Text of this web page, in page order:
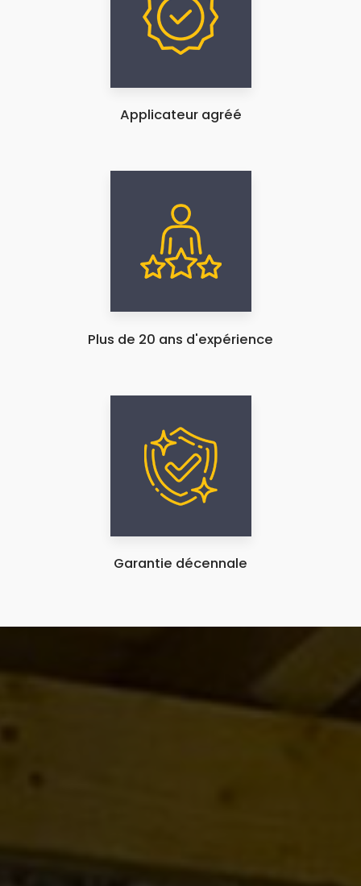
Applicateur agréé
Plus de 20 ans d'expérience
Garantie décennale